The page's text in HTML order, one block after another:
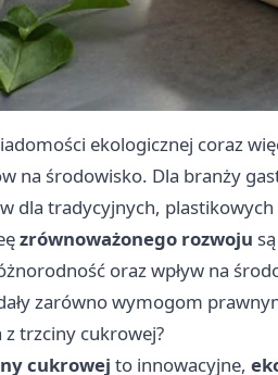
ekologicznej coraz
na środowisko. Dla branży
dla tradycyjnych,
zrównoważonego rozwoju są
oraz wpływ na
zarówno wymogom
z trzciny cukrowej?
cukrowej to innowacyjne,